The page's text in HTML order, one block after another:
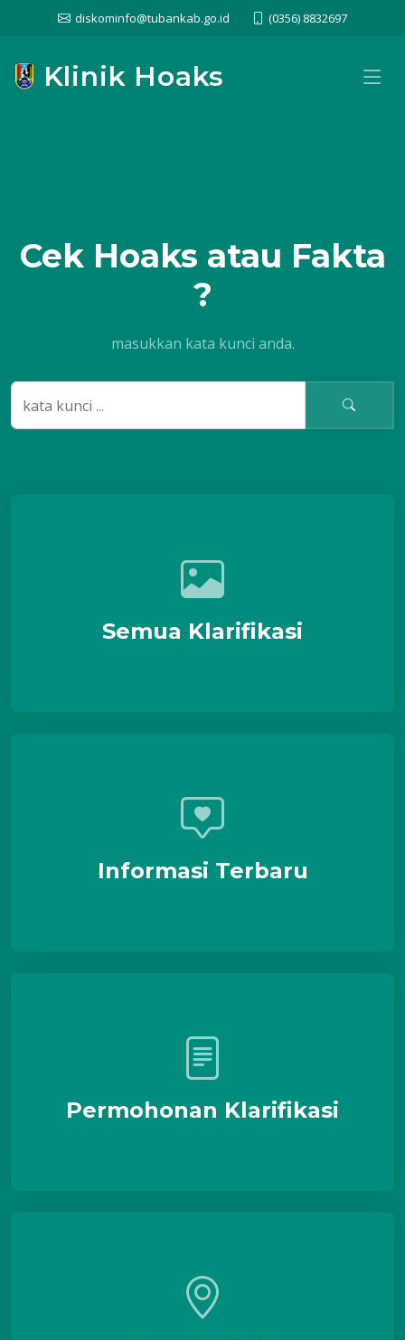
diskominfo@tubankab.go.id (0356) 8832697
Klinik Hoaks
Cek Hoaks atau Fakta
?
masukkan kata kunci anda.
Semua Klarifikasi
Informasi Terbaru
Permohonan Klarifikasi